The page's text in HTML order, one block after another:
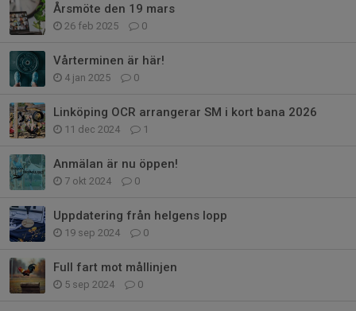
Årsmöte den 19 mars
26 feb 2025 0
Vårterminen är här!
4 jan 2025 0
Linköping OCR arrangerar SM i kort bana 2026
11 dec 2024 1
Anmälan är nu öppen!
7 okt 2024 0
Uppdatering från helgens lopp
19 sep 2024 0
Full fart mot mållinjen
5 sep 2024 0